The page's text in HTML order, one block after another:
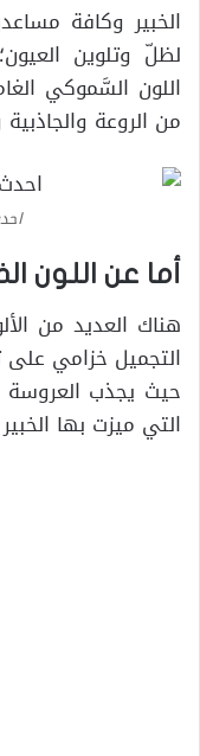
الخبير وكافة
لظلّ وتلوين
اللون السَّموكي
من الروعة
أما عن اللون
هناك العديد من
التجميل خزامي على
حيث يجذب العروسة
التي ميزت بها